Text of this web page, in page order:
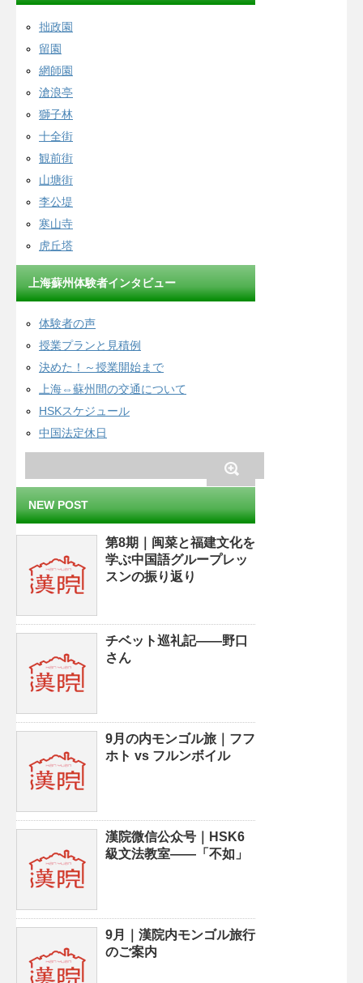
拙政園
留園
網師園
滄浪亭
獅子林
十全街
観前街
山塘街
李公堤
寒山寺
虎丘塔
上海蘇州体験者インタビュー
体験者の声
授業プランと見積例
決めた！～授業開始まで
上海⇔蘇州間の交通について
HSKスケジュール
中国法定休日
NEW POST
第8期｜闽菜と福建文化を
学ぶ中国語グループレッ
スンの振り返り
チベット巡礼記——野口
さん
9月の内モンゴル旅｜フフ
ホト vs フルンボイル
漢院微信公众号｜HSK6
級文法教室——「不如」
9月｜漢院内モンゴル旅行
のご案内